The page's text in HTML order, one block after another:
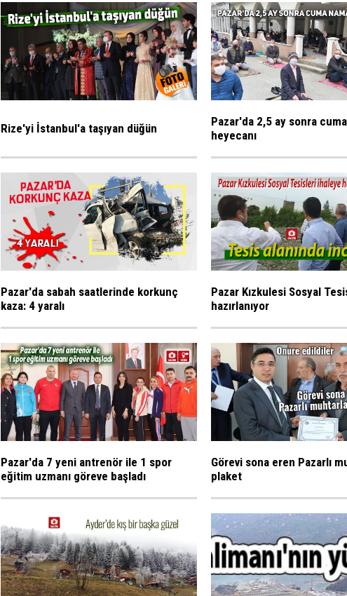
Rize'yi İstanbul'a taşıyan düğün
Pazar'da 2,5 ay sonra
heyecanı
Pazar'da sabah saatlerinde korkunç
kaza: 4 yaralı
Pazar Kızkulesi Sosyal
hazırlanıyor
Pazar'da 7 yeni antrenör ile 1 spor
eğitim uzmanı göreve başladı
Görevi sona eren Pazarlı
plaket